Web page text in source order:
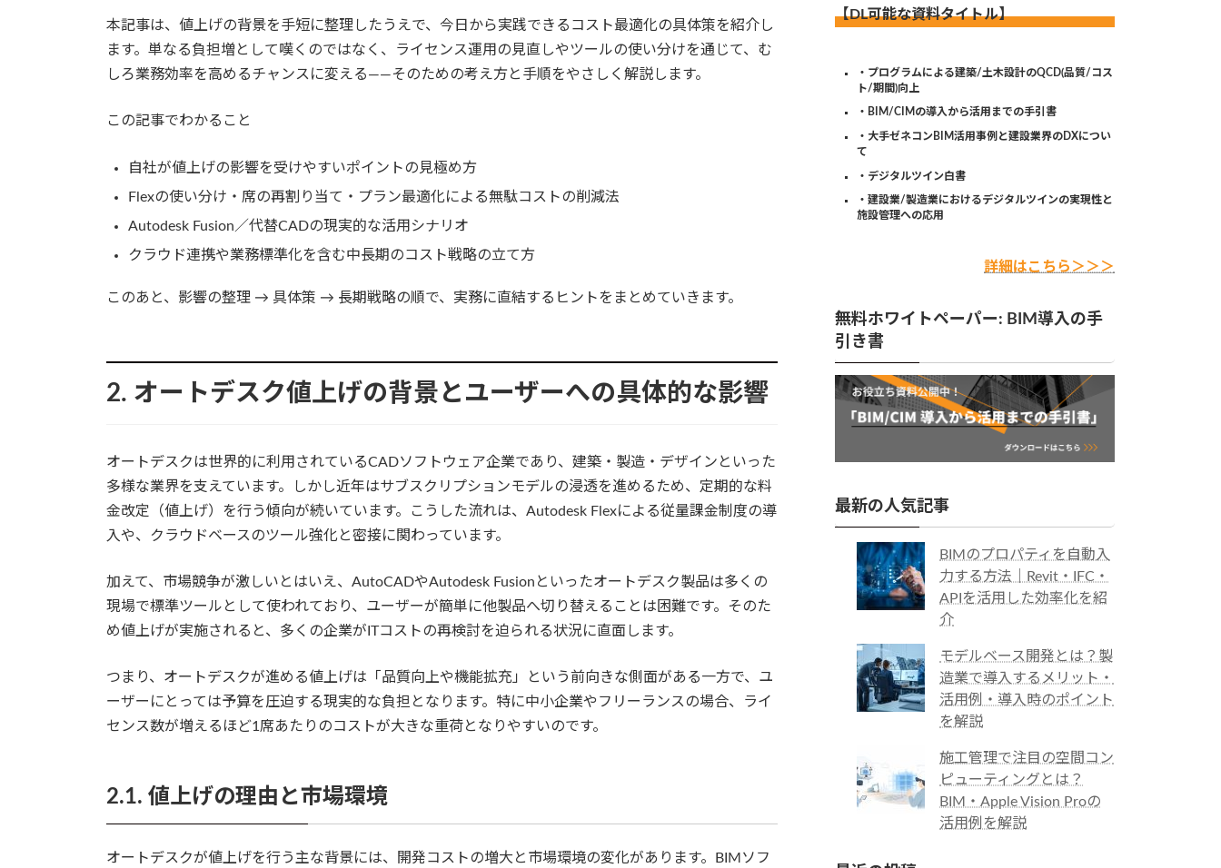
本記事は、値上げの背景を手短に整理したうえで、今日から実践できるコスト最適化の具体策を紹介し
ます。単なる負担増として嘆くのではなく、ライセンス運用の見直しやツールの使い分けを通じて、む
しろ業務効率を高めるチャンスに変える――そのための考え方と手順をやさしく解説します。
この記事でわかること
自社が値上げの影響を受けやすいポイントの見極め方
Flexの使い分け・席の再割り当て・プラン最適化による無駄コストの削減法
Autodesk Fusion／代替CADの現実的な活用シナリオ
クラウド連携や業務標準化を含む中長期のコスト戦略の立て方
このあと、影響の整理 → 具体策 → 長期戦略の順で、実務に直結するヒントをまとめていきます。
2. オートデスク値上げの背景とユーザーへの具体的な影響
オートデスクは世界的に利用されているCADソフトウェア企業であり、建築・製造・デザインといった
多様な業界を支えています。しかし近年はサブスクリプションモデルの浸透を進めるため、定期的な料
金改定（値上げ）を行う傾向が続いています。こうした流れは、Autodesk Flexによる従量課金制度の導
入や、クラウドベースのツール強化と密接に関わっています。
加えて、市場競争が激しいとはいえ、AutoCADやAutodesk Fusionといったオートデスク製品は多くの
現場で標準ツールとして使われており、ユーザーが簡単に他製品へ切り替えることは困難です。そのた
め値上げが実施されると、多くの企業がITコストの再検討を迫られる状況に直面します。
つまり、オートデスクが進める値上げは「品質向上や機能拡充」という前向きな側面がある一方で、ユ
ーザーにとっては予算を圧迫する現実的な負担となります。特に中小企業やフリーランスの場合、ライ
センス数が増えるほど1席あたりのコストが大きな重荷となりやすいのです。
2.1. 値上げの理由と市場環境
オートデスクが値上げを行う主な背景には、開発コストの増大と市場環境の変化があります。BIMソフ
【DL可能な資料タイトル】
・プログラムによる建築/土木設計のQCD(品質/コス
ト/期間)向上
・BIM/CIMの導入から活用までの手引書
・大手ゼネコンBIM活用事例と建設業界のDXについ
て
・デジタルツイン白書
・建設業/製造業におけるデジタルツインの実現性と
施設管理への応用
詳細はこちら＞＞＞
無料ホワイトペーパー: BIM導入の手
引き書
最新の人気記事
BIMのプロパティを自動入
力する方法｜Revit・IFC・
APIを活用した効率化を紹
介
モデルベース開発とは？製
造業で導入するメリット・
活用例・導入時のポイント
を解説
施工管理で注目の空間コン
ピューティングとは？
BIM・Apple Vision Proの
活用例を解説